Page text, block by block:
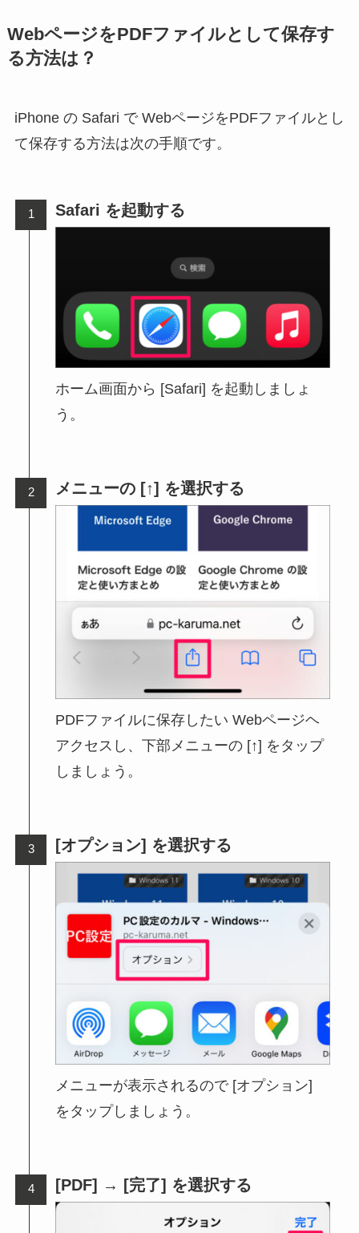
WebページをPDFファイルとして保存す
る方法は？
iPhone の Safari で WebページをPDFファイルとし
て保存する方法は次の手順です。
Safari を起動する
ホーム画面から [Safari] を起動しましょ
う。
メニューの [↑] を選択する
PDFファイルに保存したい Webページヘ
アクセスし、下部メニューの [↑] をタップ
しましょう。
[オプション] を選択する
メニューが表示されるので [オプション]
をタップしましょう。
[PDF] → [完了] を選択する